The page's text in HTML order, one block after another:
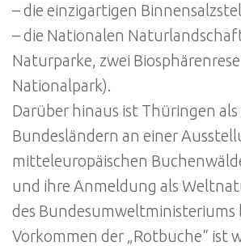
– die einzigartigen
– die Nationalen
Naturparke, zwei
Nationalpark).
Darüber hinaus ist Thüringen als
Bundesländern an einer
mitteleuropäischen
und ihre Anmeldung als
des Bundesumweltministeriums
Vorkommen der „Rotbuche“ ist